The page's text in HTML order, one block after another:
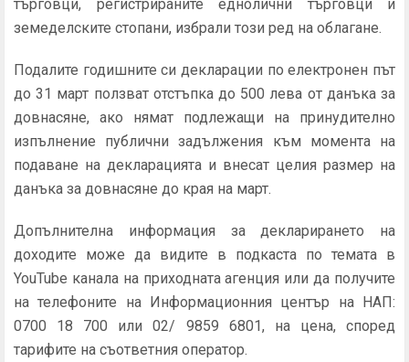
търговци, регистрираните еднолични търговци и
земеделските стопани, избрали този ред на облагане.
Подалите годишните си декларации по електронен път
до 31 март ползват отстъпка до 500 лева от данъка за
довнасяне, ако нямат подлежащи на принудително
изпълнение публични задължения към момента на
подаване на декларацията и внесат целия размер на
данъка за довнасяне до края на март.
Допълнителна информация за декларирането на
доходите може да видите в подкаста по темата в
YouTube канала на приходната агенция или да получите
на телефоните на Информационния център на НАП:
0700 18 700 или 02/ 9859 6801, на цена, според
тарифите на съответния оператор.